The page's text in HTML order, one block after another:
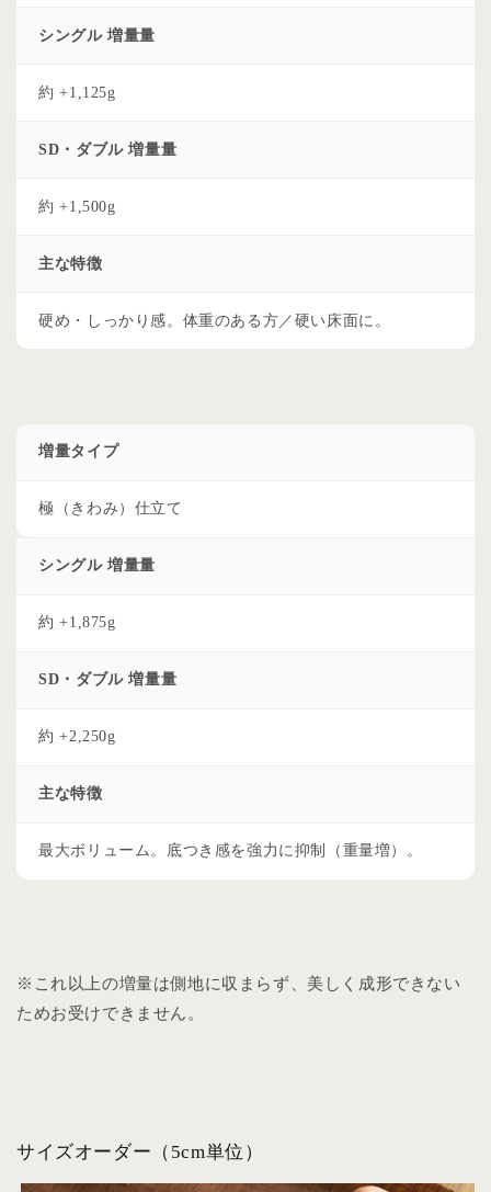
シングル 増量量
約 +1,125g
SD・ダブル 増量量
約 +1,500g
主な特徴
硬め・しっかり感。体重のある方／硬い床面に。
増量タイプ
極（きわみ）仕立て
シングル 増量量
約 +1,875g
SD・ダブル 増量量
約 +2,250g
主な特徴
最大ボリューム。底つき感を強力に抑制（重量増）。
※これ以上の増量は側地に収まらず、美しく成形できない
ためお受けできません。
サイズオーダー（5cm単位）